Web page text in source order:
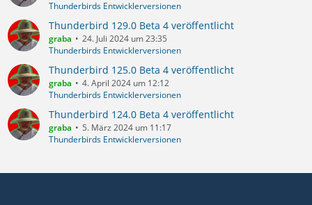
Thunderbirds Entwicklerversionen
Thunderbird 129.0 Beta 4 veröffentlicht
graba
24. Juli 2024 um 23:35
Thunderbirds Entwicklerversionen
Thunderbird 125.0 Beta 4 veröffentlicht
graba
4. April 2024 um 12:12
Thunderbirds Entwicklerversionen
Thunderbird 124.0 Beta 4 veröffentlicht
graba
5. März 2024 um 11:17
Thunderbirds Entwicklerversionen